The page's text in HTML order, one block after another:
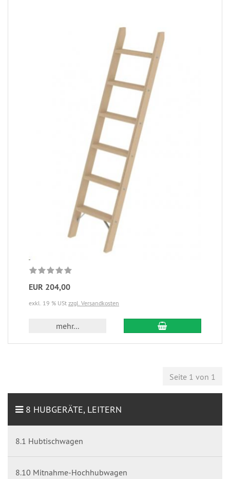
EUR 204,00
exkl. 19 % USt zzgl. Versandkosten
mehr...
Seite 1 von 1
8 HUBGERÄTE, LEITERN
8.1 Hubtischwagen
8.10 Mitnahme-Hochhubwagen